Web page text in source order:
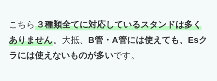
こちら ３種類全てに対応しているスタンドは多く
ありません。大抵、 B管・A管には使えても、Esク
ラには使えないものが多いです。